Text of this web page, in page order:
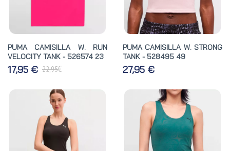
PUMA CAMISILLA W. RUN
VELOCITY TANK - 526574 23
17,95 € 22,95€
PUMA CAMISILLA W. STRONG
TANK - 528495 49
27,95 €